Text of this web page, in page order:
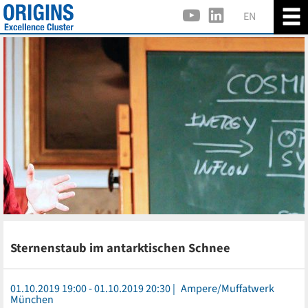
EN
Sternenstaub im antarktischen Schnee
01.10.2019 19:00 - 01.10.2019 20:30 Ampere/Muffatwerk
München